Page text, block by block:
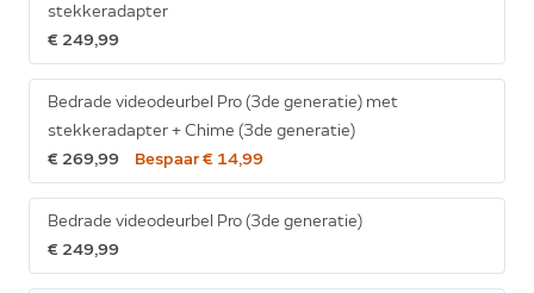
stekkeradapter
€ 249,99
Bedrade videodeurbel Pro (3de generatie) met
stekkeradapter + Chime (3de generatie)
€ 269,99
Bespaar € 14,99
Bedrade videodeurbel Pro (3de generatie)
€ 249,99